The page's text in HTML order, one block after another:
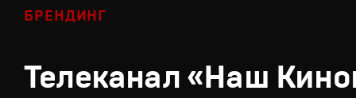
БРЕНДИНГ
Телеканал «Наш